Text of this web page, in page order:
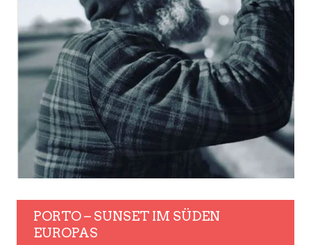
PORTO – SUNSET IM SÜDEN
EUROPAS